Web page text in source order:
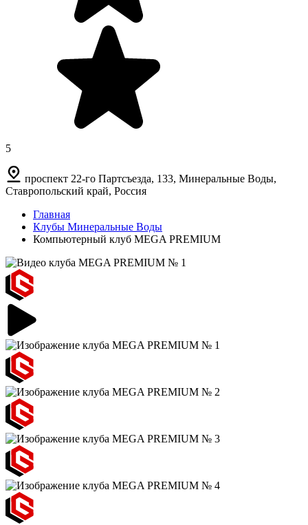
5
проспект 22-го Партсъезда, 133, Минеральные Воды,
Ставропольский край, Россия
Главная
Клубы Минеральные Воды
Компьютерный клуб MEGA PREMIUM